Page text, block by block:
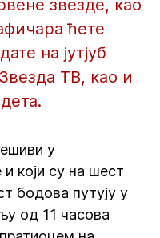
звезде, као
ћете
на јутјуб
ТВ, као и
у
који су на шест
бодова путују у
од 11 часова